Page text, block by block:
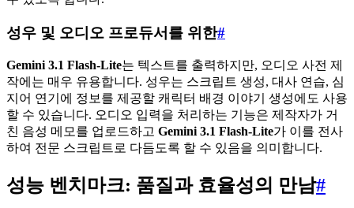
성우 및 오디오 프로듀서를 위한#
Gemini 3.1 Flash-Lite는 텍스트를 출력하지만, 오디오 사전 제
작에는 매우 유용합니다. 성우는 스크립트 생성, 대사 연습, 심
지어 연기에 정보를 제공할 캐릭터 배경 이야기 생성에도 사용
할 수 있습니다. 오디오 입력을 처리하는 기능은 제작자가 거
친 음성 메모를 업로드하고 Gemini 3.1 Flash-Lite가 이를 전사
하여 전문 스크립트로 다듬도록 할 수 있음을 의미합니다.
성능 벤치마크: 품질과 효율성의 만남#